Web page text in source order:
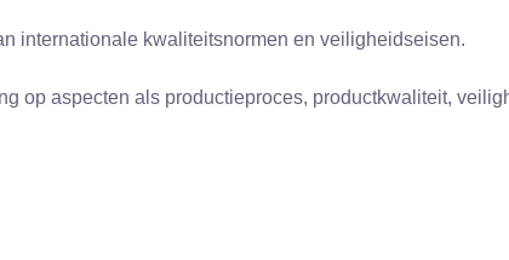
internationale kwaliteitsnormen en veiligheidseisen.
op aspecten als productieproces, productkwaliteit,